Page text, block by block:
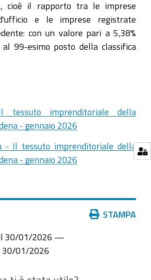
cioè il rapporto tra le imprese
e le imprese registrate
con un valore pari a 5,38%
99-esimo posto della classifica
tessuto imprenditoriale della
- gennaio 2026
- Il tessuto imprenditoriale della
- gennaio 2026
STAMPA
30/01/2026 —
30/01/2026